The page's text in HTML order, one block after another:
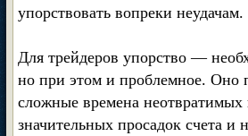
упорствовать вопреки неудачам.
Для трейдеров упорство —
но при этом и проблемное. Оно
сложные времена неотвратимых
значительных просадок счета и